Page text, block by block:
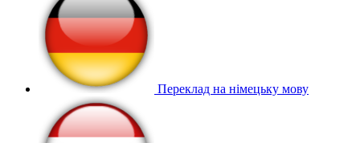
Переклад на німецьку мову